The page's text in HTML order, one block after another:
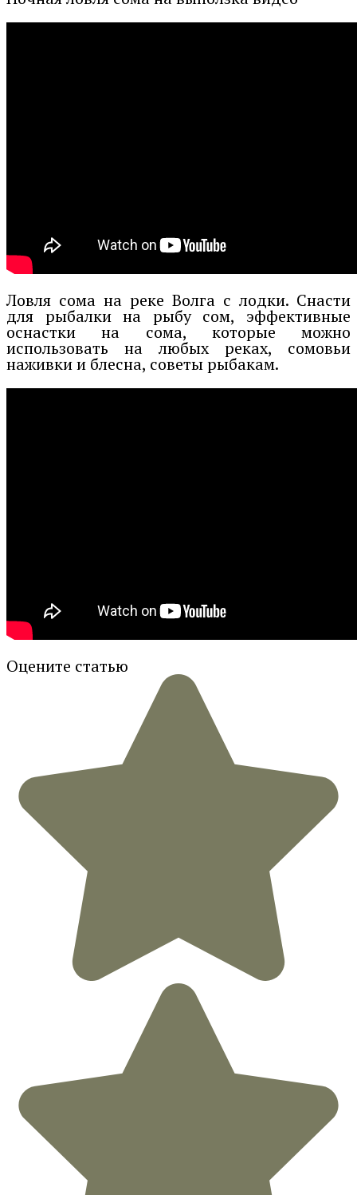
Ловля сома на реке Волга с лодки. Снасти
для рыбалки на рыбу сом, эффективные
оснастки на сома, которые можно
использовать на любых реках, сомовьи
наживки и блесна, советы рыбакам.
Оцените статью